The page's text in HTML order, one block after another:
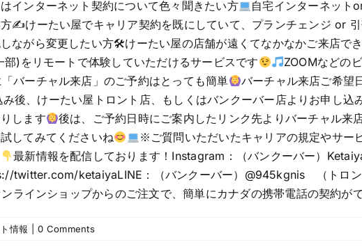
インターネット契約について色々聞きたい方
自宅インターネット
✍けーたい屋でキャリア契約を既にしていて、プランチェンジ or
ながら変更したい方🛠けーたい屋の店舗が遠くてなかなかご来店で
)をリモートで体験していただけるサービスです
ZOOMなどの
バーチャル来店」のご予約はとっても簡単
バーチャル来店ご希望
み後、けーたい屋トロント店、もしくはバンクーバー店よりお申し
します
後は、ご予約日時にご案内したリンク先よりバーチャル来
してみてくださいね
※ご質問いただいたキャリアの規定やサー
最新情報を配信しております！Instagram：（バンクーバー）
ketaiyaLINE：（バンクーバー）@945kgnis （トロ
ンラインショップからのご注文で、簡単にカナダの携帯電話の契
情報 0 Comments